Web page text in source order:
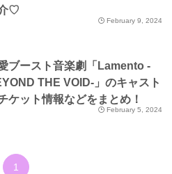
♡
February 9, 2024
ブースト音楽劇「Lamento -
THE VOID-」のキャスト
ケット情報などをまとめ！
February 5, 2024
1